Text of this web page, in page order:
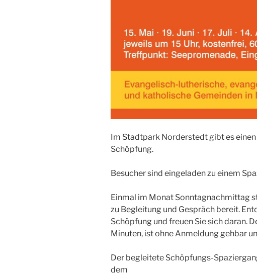
Im Stadtpark Norderstedt gibt es
Schöpfung.
Besucher sind eingeladen zu einem
Einmal im Monat Sonntagnachmittag
zu Begleitung und Gespräch bereit.
Schöpfung und freuen Sie sich daran.
Minuten, ist ohne Anmeldung gehbar
Der begleitete Schöpfungs-
dem